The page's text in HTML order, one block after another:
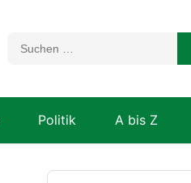
Politik A bis Z